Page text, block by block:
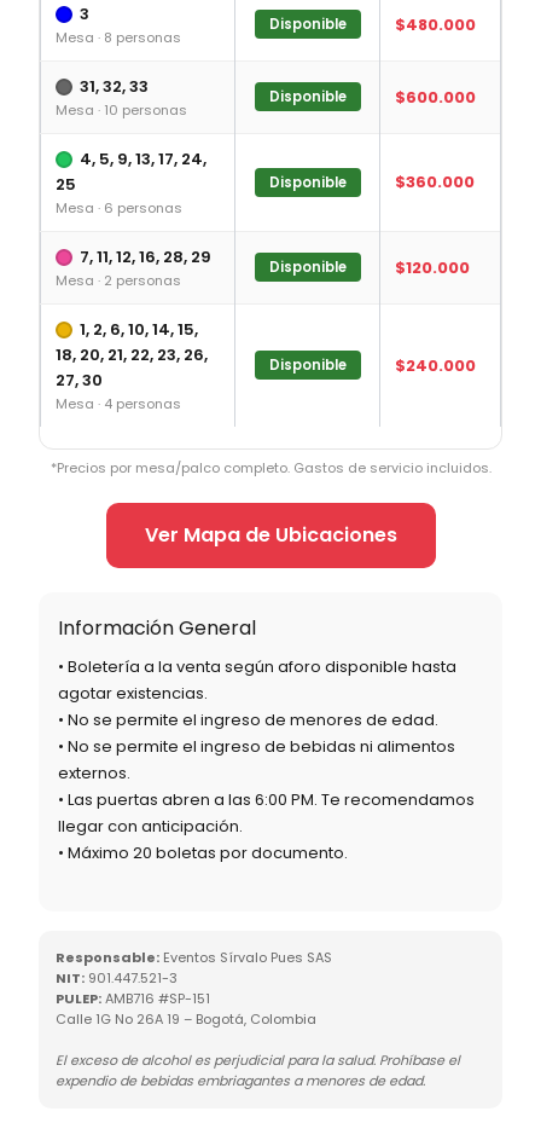
3
Mesa · 8 personas
Disponible $480.000
31, 32, 33
Mesa · 10 personas
Disponible $600.000
4, 5, 9, 13, 17, 24,
25
Mesa · 6 personas
Disponible $360.000
7, 11, 12, 16, 28, 29
Mesa · 2 personas
Disponible $120.000
1, 2, 6, 10, 14, 15,
18, 20, 21, 22, 23, 26,
27, 30
Mesa · 4 personas
Disponible $240.000
*Precios por mesa/palco completo. Gastos de servicio incluidos.
Ver Mapa de Ubicaciones
Información General
• Boletería a la venta según aforo disponible hasta
agotar existencias.
• No se permite el ingreso de menores de edad.
• No se permite el ingreso de bebidas ni alimentos
externos.
• Las puertas abren a las 6:00 PM. Te recomendamos
llegar con anticipación.
• Máximo 20 boletas por documento.
Responsable: Eventos Sírvalo Pues SAS
NIT: 901.447.521-3
PULEP:AMB716 #SP-151
Calle 1G No 26A 19 – Bogotá, Colombia
El exceso de alcohol es perjudicial para la salud. Prohíbase el
expendio de bebidas embriagantes a menores de edad.